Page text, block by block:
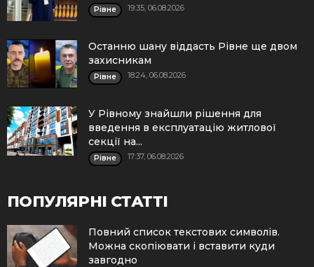
Рівне 19:35, 06.08.2026
Останню шану віддасть Рівне ще двом
захисникам
Рівне 18:24, 06.08.2026
У Рівному знайшли рішення для
введення в експлуатацію житлової
секції на...
Рівне 17:37, 06.08.2026
ПОПУЛЯРНІ СТАТТІ
Повний список текстових символів.
Можна скопіювати і вставити куди
завгодно